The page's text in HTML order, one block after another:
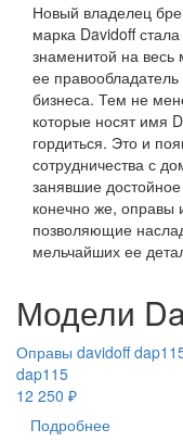
Новый владелец
марка Davidoff
знаменитой на
ее
бизнеса. Тем не
которые носят имя
гордиться. Это и
сотрудничества с
занявшие
конечно же, оправы
позволяющие
мельчайших ее
Модели
Оправы davidoff
dap115
12 250 ₽
Подробнее